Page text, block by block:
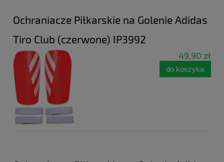
Ochraniacze Piłkarskie na Golenie Adidas
Tiro Club (czerwone) IP3992
49,90 zł
do koszyka